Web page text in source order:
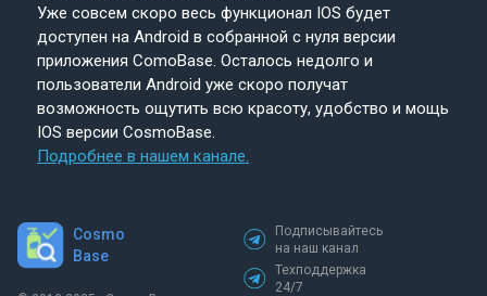
Уже совсем скоро весь функционал IOS будет
доступен на Android в собранной с нуля версии
приложения ComoBase. Осталось недолго и
пользователи Android уже скоро получат
возможность ощутить всю красоту, удобство и мощь
IOS версии CosmoBase.
Подробнее в нашем канале.
Cosmo
Base
Подписывайтесь
на наш канал
Техподдержка
24/7